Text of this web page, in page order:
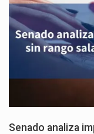
Senado analiza